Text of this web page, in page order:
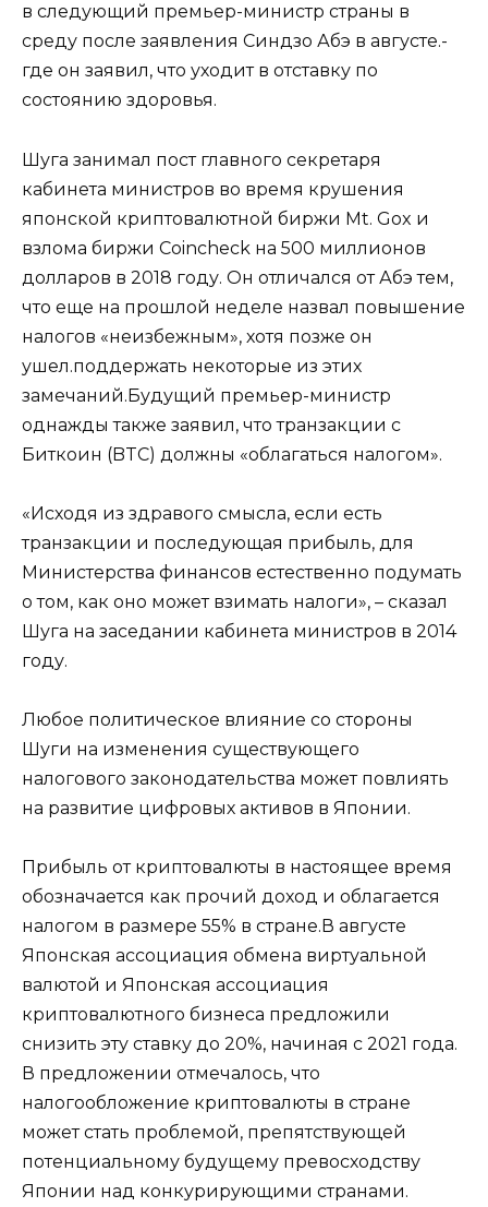
в следующий премьер-министр страны в
среду после заявления Синдзо Абэ в августе.-
где он заявил, что уходит в отставку по
состоянию здоровья.
Шуга занимал пост главного секретаря
кабинета министров во время крушения
японской криптовалютной биржи Mt. Gox и
взлома биржи Coincheck на 500 миллионов
долларов в 2018 году. Он отличался от Абэ тем,
что еще на прошлой неделе назвал повышение
налогов «неизбежным», хотя позже он
ушел.поддержать некоторые из этих
замечаний.Будущий премьер-министр
однажды также заявил, что транзакции с
Биткоин (BTC) должны «облагаться налогом».
«Исходя из здравого смысла, если есть
транзакции и последующая прибыль, для
Министерства финансов естественно подумать
о том, как оно может взимать налоги», – сказал
Шуга на заседании кабинета министров в 2014
году.
Любое политическое влияние со стороны
Шуги на изменения существующего
налогового законодательства может повлиять
на развитие цифровых активов в Японии.
Прибыль от криптовалюты в настоящее время
обозначается как прочий доход и облагается
налогом в размере 55% в стране.В августе
Японская ассоциация обмена виртуальной
валютой и Японская ассоциация
криптовалютного бизнеса предложили
снизить эту ставку до 20%, начиная с 2021 года.
В предложении отмечалось, что
налогообложение криптовалюты в стране
может стать проблемой, препятствующей
потенциальному будущему превосходству
Японии над конкурирующими странами.